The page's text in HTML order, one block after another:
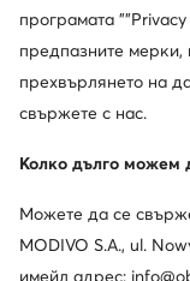
програмата
предпазните
прехвърлянето на
свържете с нас.
Колко дълго можем
Можете да се
MODIVO S.A., ul.
имейл адрес: